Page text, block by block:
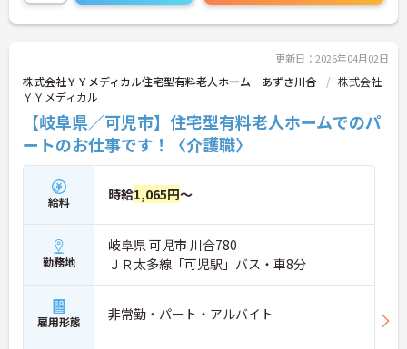
更新日：2026年04月02日
株式会社ＹＹメディカル住宅型有料老人ホーム あずさ川合
株式会社
ＹＹメディカル
【岐阜県／可児市】住宅型有料老人ホームでのパ
ートのお仕事です！〈介護職〉
給料 時給1,065円～
勤務地
岐阜県 可児市 川合780
ＪＲ太多線「可児駅」バス・車8分
雇用形態 非常勤・パート・アルバイト